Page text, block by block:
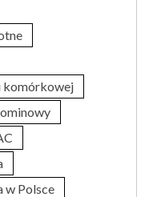
komórkowej
w Polsce